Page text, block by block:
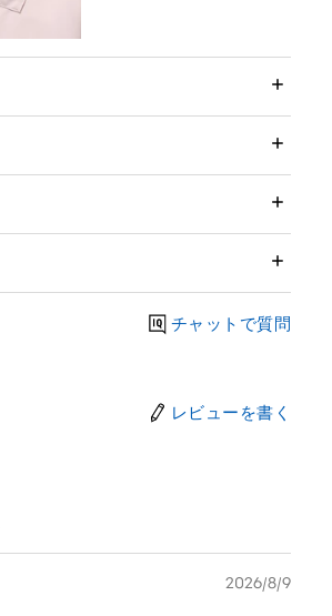
チャットで質問
レビューを書く
2026/8/9